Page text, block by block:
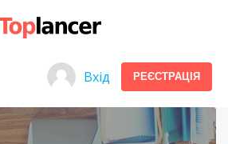
Вхід РЕЄСТРАЦІЯ